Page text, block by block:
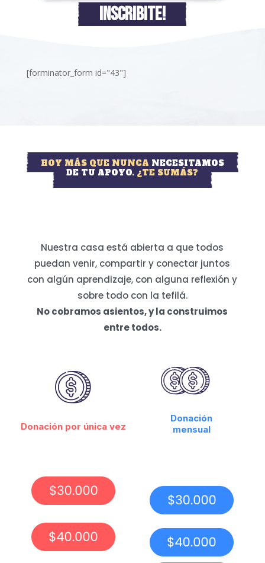
INSCRIBITE!
[forminator_form id="43"]
HOY MÁS QUE NUNCA NECESITAMOS
DE TU APOYO. ¿TE SUMÁS?
Nuestra casa está abierta a que todos
puedan venir, compartir y conectar juntos
con algún aprendizaje, con alguna reflexión y
sobre todo con la tefilá.
No cobramos asientos, y la construimos
entre todos.
Donación por única vez
Donación
mensual